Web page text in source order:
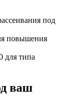
под
повышения
для типа
ваш